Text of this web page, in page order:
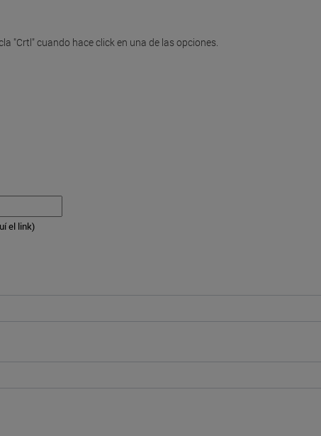
"Crtl" cuando hace click en una de las opciones.
el link)